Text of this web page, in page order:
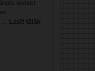
ieviest
Lasīt tālāk